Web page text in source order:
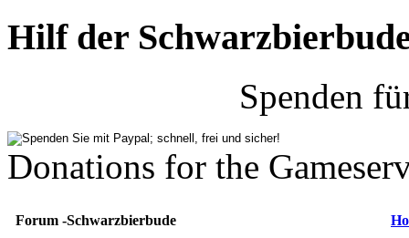
Hilf der
Spenden
Donations for the
Forum -Schwarzbierbude